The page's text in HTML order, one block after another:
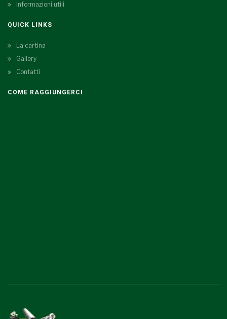
Informazioni utili
QUICK LINKS
La cartina
Gallery
Contatti
COME RAGGIUNGERCI